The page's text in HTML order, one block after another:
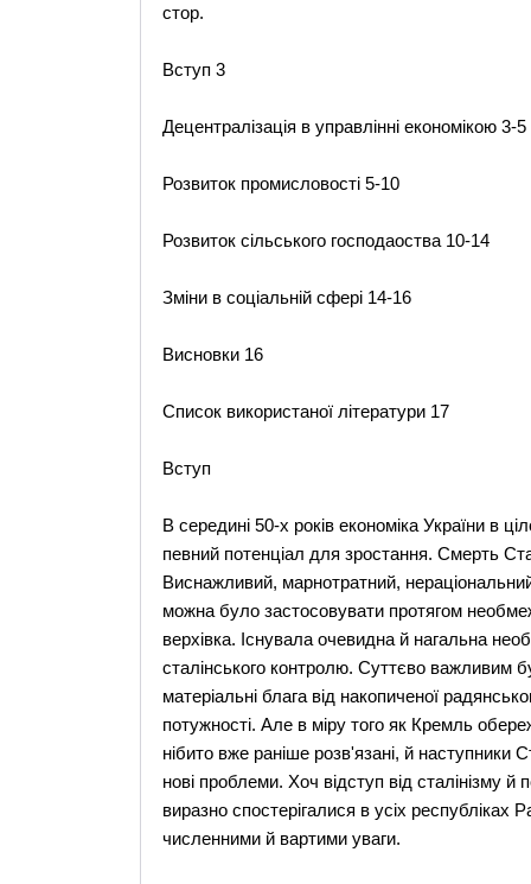
стор.
Вступ 3
Децентралізація в управлінні економікою 3-5
Розвиток промисловості 5-10
Розвиток сільського господаоства 10-14
Зміни в соціальній сфері 14-16
Висновки 16
Список використаної літератури 17
Вступ
В середині 50-х років економіка України в
певний потенціал для зростання. Смерть
Виснажливий, марнотратний,
можна було застосовувати протягом
верхівка. Існувала очевидна й нагальна
сталінського контролю. Суттєво важливим
матеріальні блага від накопиченої
потужності. Але в міру того як Кремль
нібито вже раніше розв'язані, й наступники
нові проблеми. Хоч відступ від сталінізму й
виразно спостерігалися в усіх республіках
численними й вартими уваги.